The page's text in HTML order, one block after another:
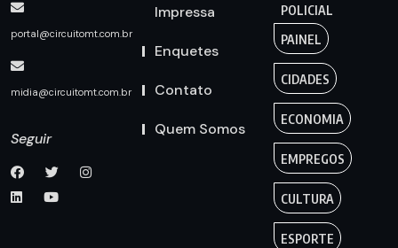
portal@circuitomt.com.br
midia@circuitomt.com.br
Seguir
Impressa
Enquetes
Contato
Quem Somos
POLICIAL
PAINEL
CIDADES
ECONOMIA
EMPREGOS
CULTURA
ESPORTE